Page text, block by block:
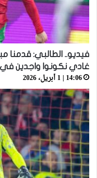
فيديو.. الطالبي: قدمنا
غادي نكونوا واجدين في
14:06 | 1 أبريل، 2026